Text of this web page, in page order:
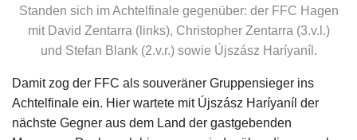
Standen sich im Achtelfinale gegenüber: der FFC Hagen
mit David Zentarra (links), Christopher Zentarra (3.v.l.)
und Stefan Blank (2.v.r.) sowie Újszász Haríyaníl.
Damit zog der FFC als souveräner Gruppensieger ins
Achtelfinale ein. Hier wartete mit Újszász Haríyaníl der
nächste Gegner aus dem Land der gastgebenden